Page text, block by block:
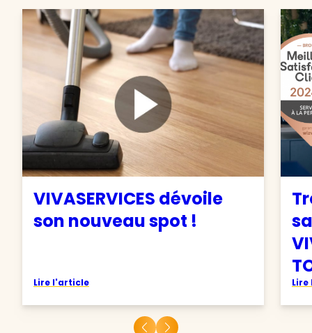
VIVASERVICES dévoile
son nouveau spot !
Lire l'article